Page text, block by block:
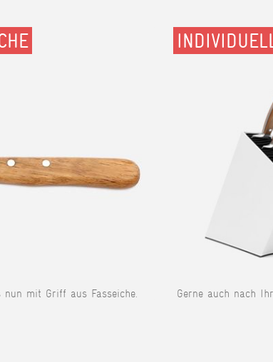
mit Griff aus Fasseiche. Gerne auch nach